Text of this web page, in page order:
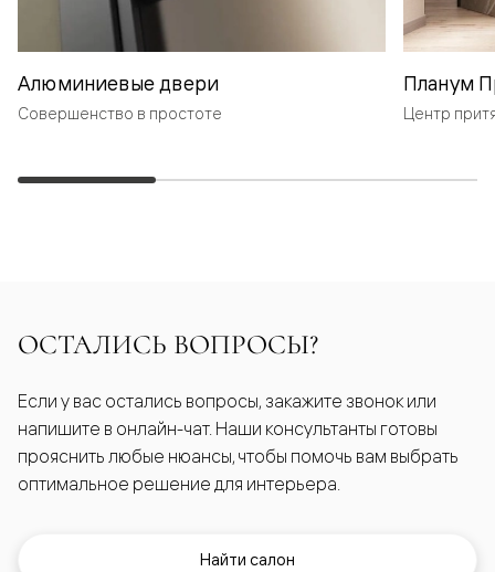
Алюминиевые двери
Совершенство в простоте
Планум
Центр
ОСТАЛИСЬ ВОПРОСЫ?
Если у вас остались вопросы, закажите звонок или
напишите в онлайн-чат. Наши консультанты готовы
прояснить любые нюансы, чтобы помочь вам выбрать
оптимальное решение для интерьера.
Найти салон